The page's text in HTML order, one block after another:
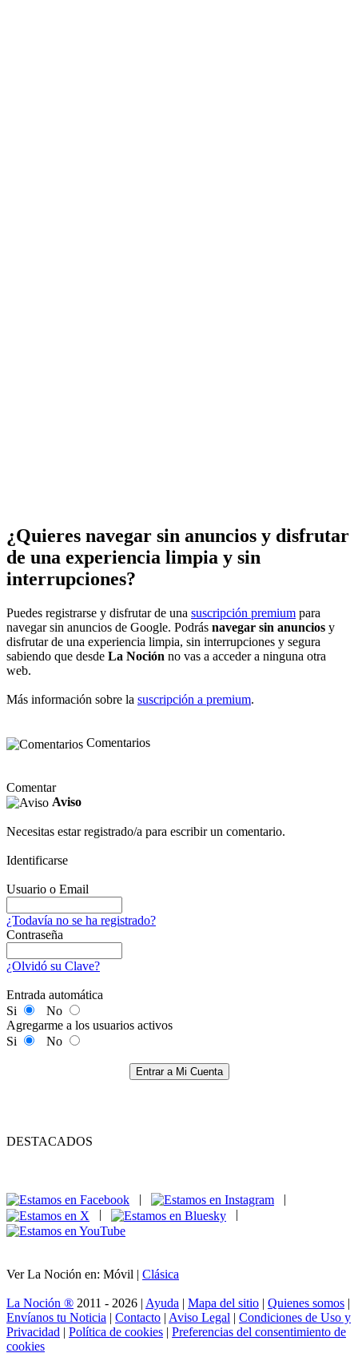
¿Quieres navegar sin anuncios y disfrutar
de una experiencia limpia y sin
interrupciones?
Puedes registrarse y disfrutar de una suscripción premium para
navegar sin anuncios de Google. Podrás navegar sin anuncios y
disfrutar de una experiencia limpia, sin interrupciones y segura
sabiendo que desde La Noción no vas a acceder a ninguna otra
web.
Más información sobre la suscripción a premium.
Comentarios
Comentar
Aviso
Necesitas estar registrado/a para escribir un comentario.
Identificarse
Usuario o Email
¿Todavía no se ha registrado?
Contraseña
¿Olvidó su Clave?
Entrada automática
Si
No
Agregarme a los usuarios activos
Si
No
Entrar a Mi Cuenta
DESTACADOS
|
|
|
|
Ver La Noción en: Móvil | Clásica
La Noción ® 2011 - 2026 | Ayuda | Mapa del sitio | Quienes somos |
Envíanos tu Noticia | Contacto | Aviso Legal | Condiciones de Uso y
Privacidad | Política de cookies | Preferencias del consentimiento de
cookies